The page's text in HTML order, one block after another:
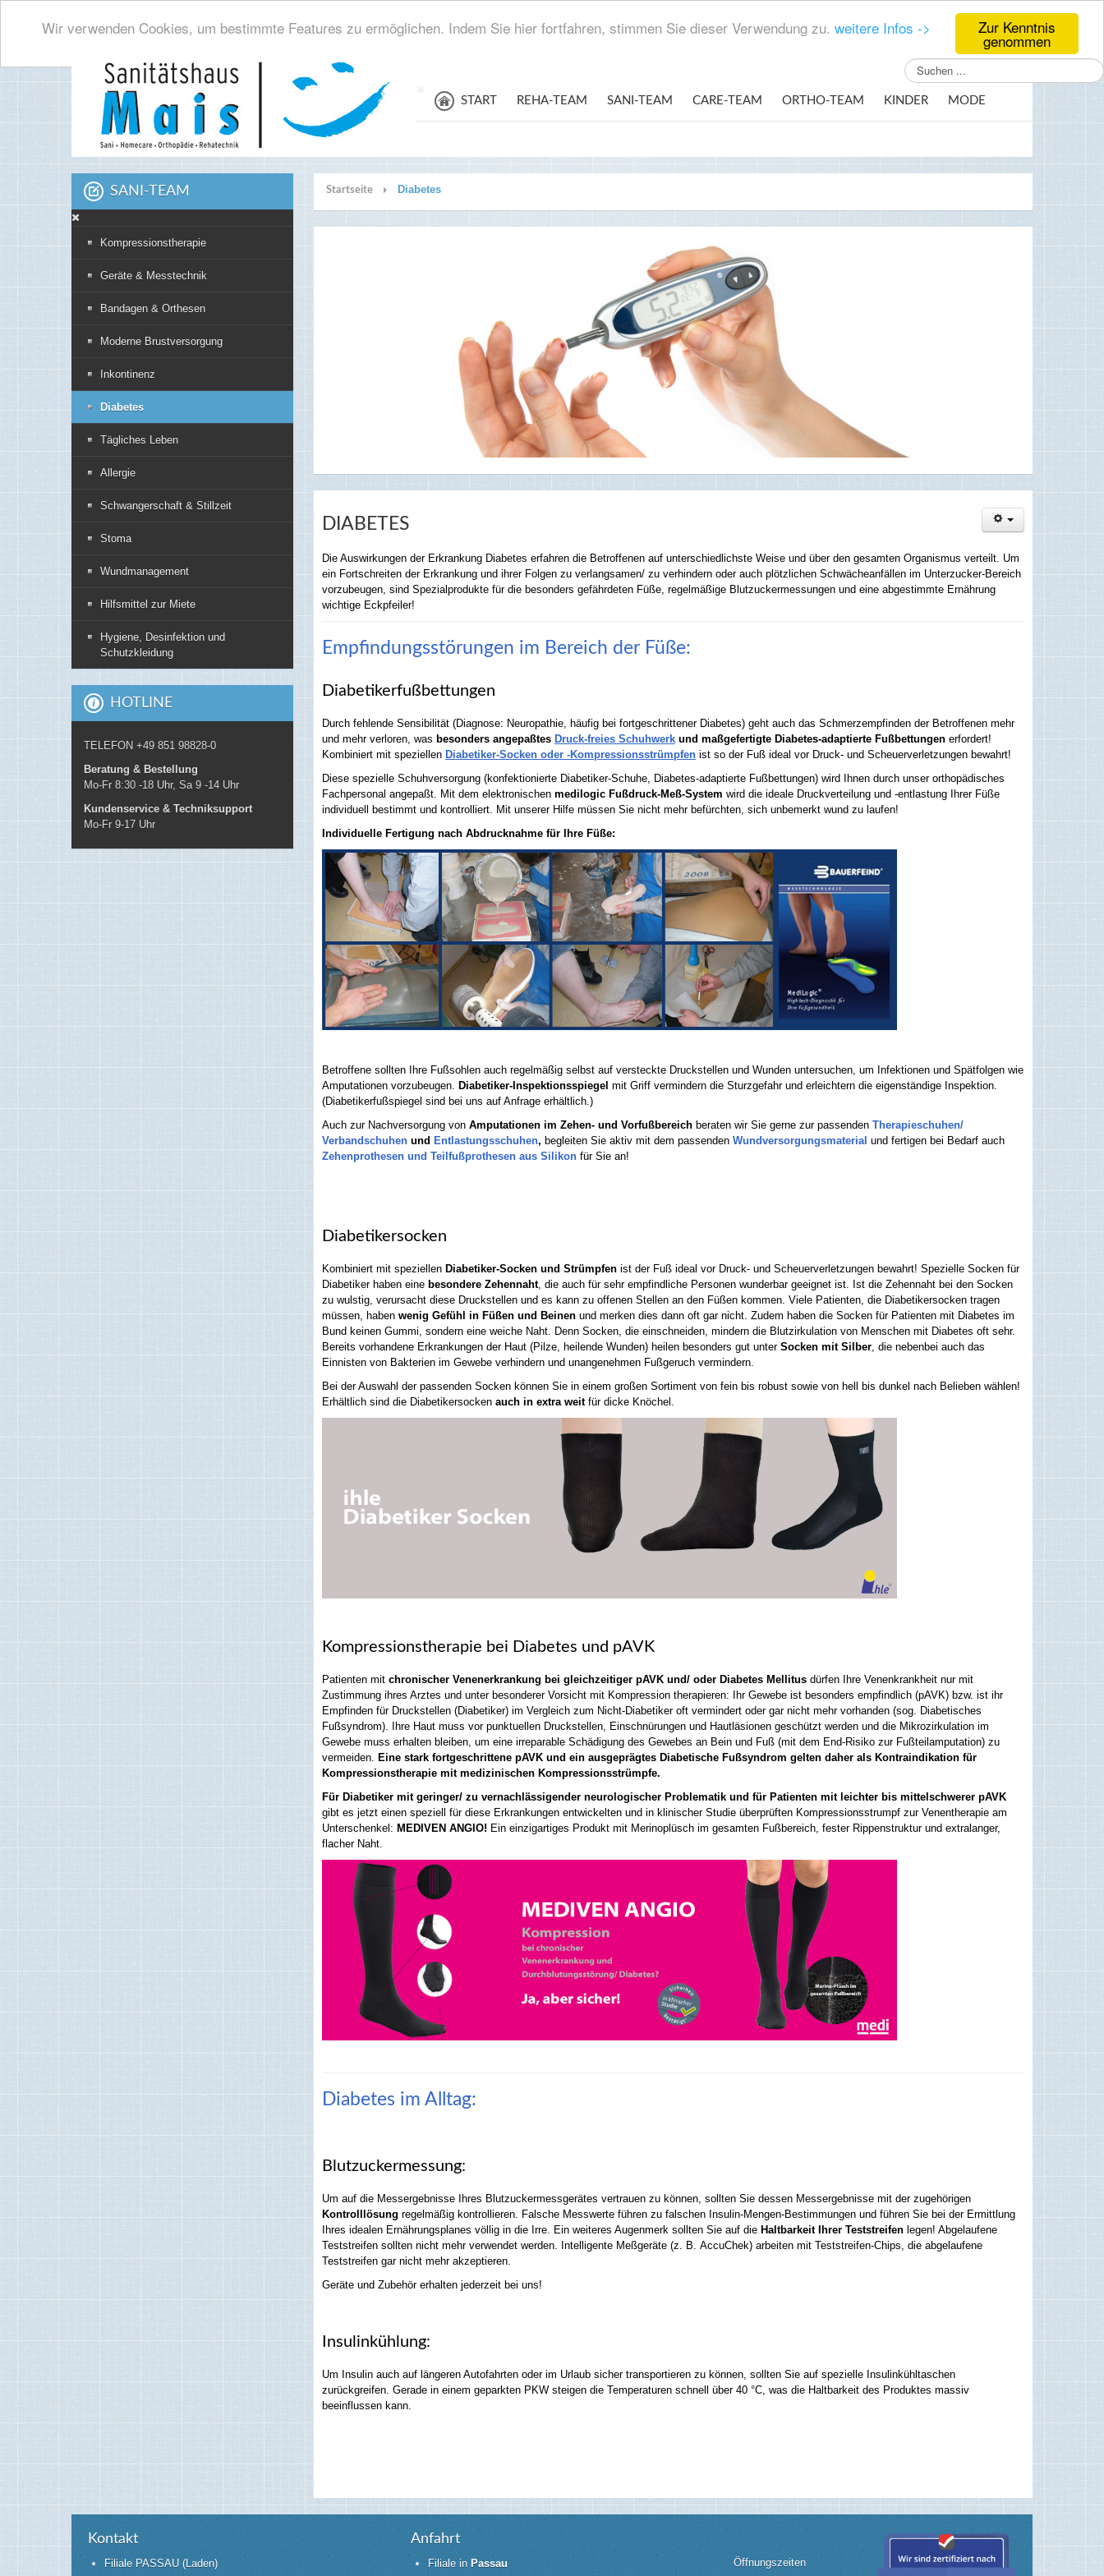
Zur Kenntnis
genommen
Wir verwenden Cookies, um bestimmte Features zu ermöglichen. Indem Sie hier fortfahren, stimmen Sie dieser Verwendung zu. weitere Infos ->
Suchen
...
START
REHA-TEAM SANI-TEAM CARE-TEAM ORTHO-TEAM KINDER MODE
Startseite Diabetes
DIABETES
Die Auswirkungen der Erkrankung Diabetes erfahren die Betroffenen auf unterschiedlichste Weise und über den gesamten Organismus verteilt. Um
ein Fortschreiten der Erkrankung und ihrer Folgen zu verlangsamen/ zu verhindern oder auch plötzlichen Schwächeanfällen im Unterzucker-Bereich
vorzubeugen, sind Spezialprodukte für die besonders gefährdeten Füße, regelmäßige Blutzuckermessungen und eine abgestimmte Ernährung
wichtige Eckpfeiler!
Empfindungsstörungen im Bereich der Füße:
Diabetikerfußbettungen
Durch fehlende Sensibilität (Diagnose: Neuropathie, häufig bei fortgeschrittener Diabetes) geht auch das Schmerzempfinden der Betroffenen mehr
und mehr verloren, was besonders angepaßtes Druck-freies Schuhwerk und maßgefertigte Diabetes-adaptierte Fußbettungen erfordert!
Kombiniert mit speziellen Diabetiker-Socken oder -Kompressionsstrümpfen ist so der Fuß ideal vor Druck- und Scheuerverletzungen bewahrt!
Diese spezielle Schuhversorgung (konfektionierte Diabetiker-Schuhe, Diabetes-adaptierte Fußbettungen) wird Ihnen durch unser orthopädisches
Fachpersonal angepaßt. Mit dem elektronischen medilogic Fußdruck-Meß-System wird die ideale Druckverteilung und -entlastung Ihrer Füße
individuell bestimmt und kontrolliert. Mit unserer Hilfe müssen Sie nicht mehr befürchten, sich unbemerkt wund zu laufen!
Individuelle Fertigung nach Abdrucknahme für Ihre Füße:
Betroffene sollten Ihre Fußsohlen auch regelmäßig selbst auf versteckte Druckstellen und Wunden untersuchen, um Infektionen und Spätfolgen wie
Amputationen vorzubeugen.
Diabetiker-Inspektionsspiegel mit Griff vermindern die Sturzgefahr und erleichtern die eigenständige Inspektion.
(Diabetikerfußspiegel sind bei uns auf Anfrage erhältlich.)
Auch zur Nachversorgung von Amputationen im Zehen- und Vorfußbereich beraten wir Sie gerne zur passenden Therapieschuhen/
Verbandschuhen und Entlastungsschuhen, begleiten Sie aktiv mit dem passenden Wundversorgungsmaterial und fertigen bei Bedarf auch
Zehenprothesen und Teilfußprothesen aus Silikon für Sie an!
Diabetikersocken
Kombiniert mit speziellen Diabetiker-Socken und Strümpfen ist der Fuß ideal vor Druck- und Scheuerverletzungen bewahrt! Spezielle Socken für
Diabetiker haben eine besondere Zehennaht, die auch für sehr empfindliche Personen wunderbar geeignet ist. Ist die Zehennaht bei den Socken
zu wulstig, verursacht diese Druckstellen und es kann zu offenen Stellen an den Füßen kommen. Viele Patienten, die Diabetikersocken tragen
müssen, haben wenig Gefühl in Füßen und Beinen und merken dies dann oft gar nicht. Zudem haben die Socken für Patienten mit Diabetes im
Bund keinen Gummi, sondern eine weiche Naht. Denn Socken, die einschneiden, mindern die Blutzirkulation von Menschen mit Diabetes oft sehr.
Bereits vorhandene Erkrankungen der Haut (Pilze, heilende Wunden) heilen besonders gut unter Socken mit Silber, die nebenbei auch das
Einnisten von Bakterien im Gewebe verhindern und unangenehmen Fußgeruch vermindern.
Bei der Auswahl der passenden Socken können Sie in einem großen Sortiment von fein bis robust sowie von hell bis dunkel nach Belieben wählen!
Erhältlich sind die Diabetikersocken auch in extra weitfür dicke Knöchel.
Kompressionstherapie bei Diabetes und pAVK
Patienten mit chronischer Venenerkrankung bei gleichzeitiger pAVK und/ oder Diabetes Mellitus dürfen Ihre Venenkrankheit nur mit
Zustimmung ihres Arztes und unter besonderer Vorsicht mit Kompression therapieren: Ihr Gewebe ist besonders empfindlich (pAVK) bzw. ist ihr
Empfinden für Druckstellen (Diabetiker) im Vergleich zum Nicht-Diabetiker oft vermindert oder gar nicht mehr vorhanden (sog. Diabetisches
Fußsyndrom). Ihre Haut muss vor punktuellen Druckstellen, Einschnürungen und Hautläsionen geschützt werden und die Mikrozirkulation im
Gewebe muss erhalten bleiben, um eine irreparable Schädigung des Gewebes an Bein und Fuß (mit dem End-Risiko zur Fußteilamputation) zu
vermeiden. Eine stark fortgeschrittene pAVK und ein ausgeprägtes Diabetische Fußsyndrom gelten daher als Kontraindikation für
Kompressionstherapie mit medizinischen Kompressionsstrümpfe.
Für Diabetiker mit geringer/ zu vernachlässigender neurologischer Problematik und für Patienten mit leichter bis mittelschwerer pAVK
gibt es jetzt einen speziell für diese Erkrankungen entwickelten und in klinischer Studie überprüften Kompressionsstrumpf zur Venentherapie am
Unterschenkel: MEDIVEN ANGIO! Ein einzigartiges Produkt mit Merinoplüsch im gesamten Fußbereich, fester Rippenstruktur und extralanger,
flacher Naht.
Diabetes im Alltag:
Blutzuckermessung:
Um auf die Messergebnisse Ihres Blutzuckermessgerätes vertrauen zu können, sollten Sie dessen Messergebnisse mit der zugehörigen
Kontrolllösung regelmäßig kontrollieren. Falsche Messwerte führen zu falschen Insulin-Mengen-Bestimmungen und führen Sie bei der Ermittlung
Ihres idealen Ernährungsplanes völlig in die Irre. Ein weiteres Augenmerk sollten Sie auf die Haltbarkeit Ihrer Teststreifen legen! Abgelaufene
Teststreifen sollten nicht mehr verwendet werden. Intelligente Meßgeräte (z. B. AccuChek) arbeiten mit Teststreifen-Chips, die abgelaufene
Teststreifen gar nicht mehr akzeptieren.
Geräte und Zubehör erhalten jederzeit bei uns!
Insulinkühlung:
Um Insulin auch auf längeren Autofahrten oder im Urlaub sicher transportieren zu können, sollten Sie auf spezielle Insulinkühltaschen
zurückgreifen. Gerade in einem geparkten PKW steigen die Temperaturen schnell über 40 °C, was die Haltbarkeit des Produktes massiv
beeinflussen kann.
SANI-TEAM
Kompressionstherapie
Geräte & Messtechnik
Bandagen & Orthesen
Moderne Brustversorgung
Inkontinenz
Diabetes
Tägliches Leben
Allergie
Schwangerschaft & Stillzeit
Stoma
Wundmanagement
Hilfsmittel zur Miete
Hygiene, Desinfektion und
Schutzkleidung
HOTLINE
TELEFON +49 851 98828-0
Beratung & Bestellung
Mo-Fr 8:30 -18 Uhr, Sa 9 -14 Uhr
Kundenservice & Techniksupport
Mo-Fr 9-17 Uhr
Kontakt
Filiale PASSAU (Laden)
Anfahrt
Filiale in Passau Öffnungszeiten